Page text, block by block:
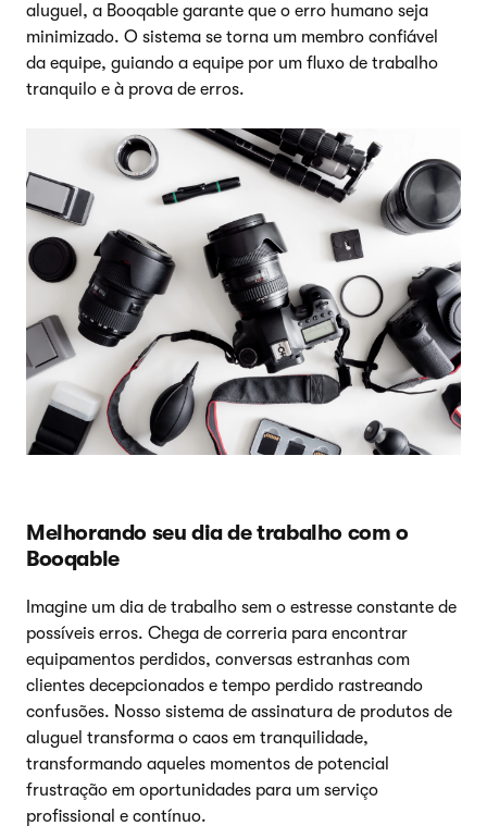
aluguel, a Booqable garante que o erro humano seja
minimizado. O sistema se torna um membro confiável
da equipe, guiando a equipe por um fluxo de trabalho
tranquilo e à prova de erros.
Melhorando seu dia de trabalho com o
Booqable
Imagine um dia de trabalho sem o estresse constante de
possíveis erros. Chega de correria para encontrar
equipamentos perdidos, conversas estranhas com
clientes decepcionados e tempo perdido rastreando
confusões. Nosso sistema de assinatura de produtos de
aluguel transforma o caos em tranquilidade,
transformando aqueles momentos de potencial
frustração em oportunidades para um serviço
profissional e contínuo.